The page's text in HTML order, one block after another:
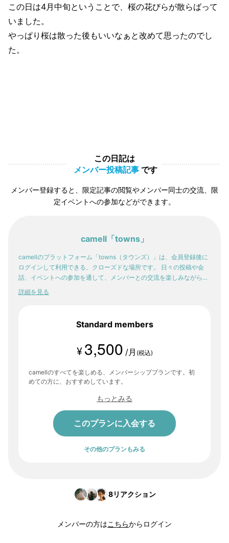
この日は4月中旬ということで、桜の花びらが散らばって
いました。
やっぱり桜は散った後もいいなぁと改めて思ったのでし
た。
この日記は
メンバー投稿記事 です
メンバー登録すると、限定記事の閲覧やメンバー同士の交流、限
定イベントへの参加などができます。
camell「towns」
camellのプラットフォーム「towns（タウンズ）」は、会員登録後に
ログインして利用できる、クローズドな場所です。 日々の投稿や会
話、イベントへの参加を通して、メンバーとの交流を楽しみながら。
少しずつ、自分の感性や「好き」が輪郭を持っていく。そんな体験
詳細を見る
Standard members
¥ 3,500 /月 (税込)
camellのすべてを楽しめる、メンバーシッププランです。初
めての方に、おすすめしています。
もっとみる
このプランに入会する
その他のプランもみる
8リアクション
メンバーの方はこちらからログイン